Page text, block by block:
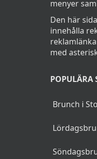
menyer
Den här
innehålla
med
POPULÄRA
Brunch i